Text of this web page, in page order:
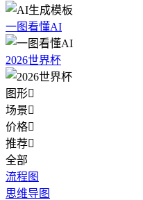
一图看懂AI
2026世界杯
图形
场景
价格
推荐
全部
流程图
思维导图